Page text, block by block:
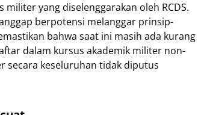
yang diselenggarakan oleh RCDS.
berpotensi melanggar prinsip-
bahwa saat ini masih ada kurang
dalam kursus akademik militer non-
secara keseluruhan tidak diputus